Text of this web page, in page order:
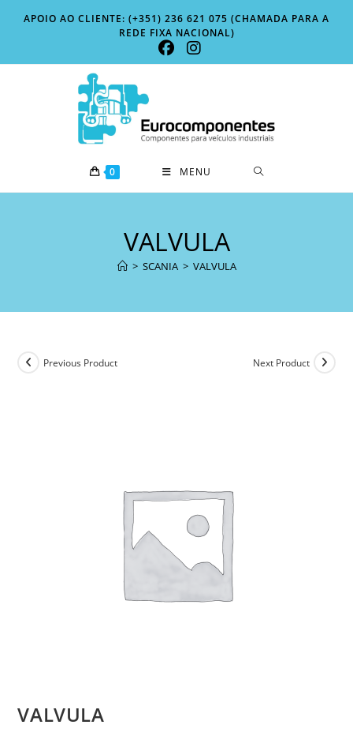
APOIO AO CLIENTE: (+351) 236 621 075 (CHAMADA PARA A
REDE FIXA NACIONAL)
0 MENU
VALVULA
> SCANIA > VALVULA
Previous Product Next Product
VALVULA